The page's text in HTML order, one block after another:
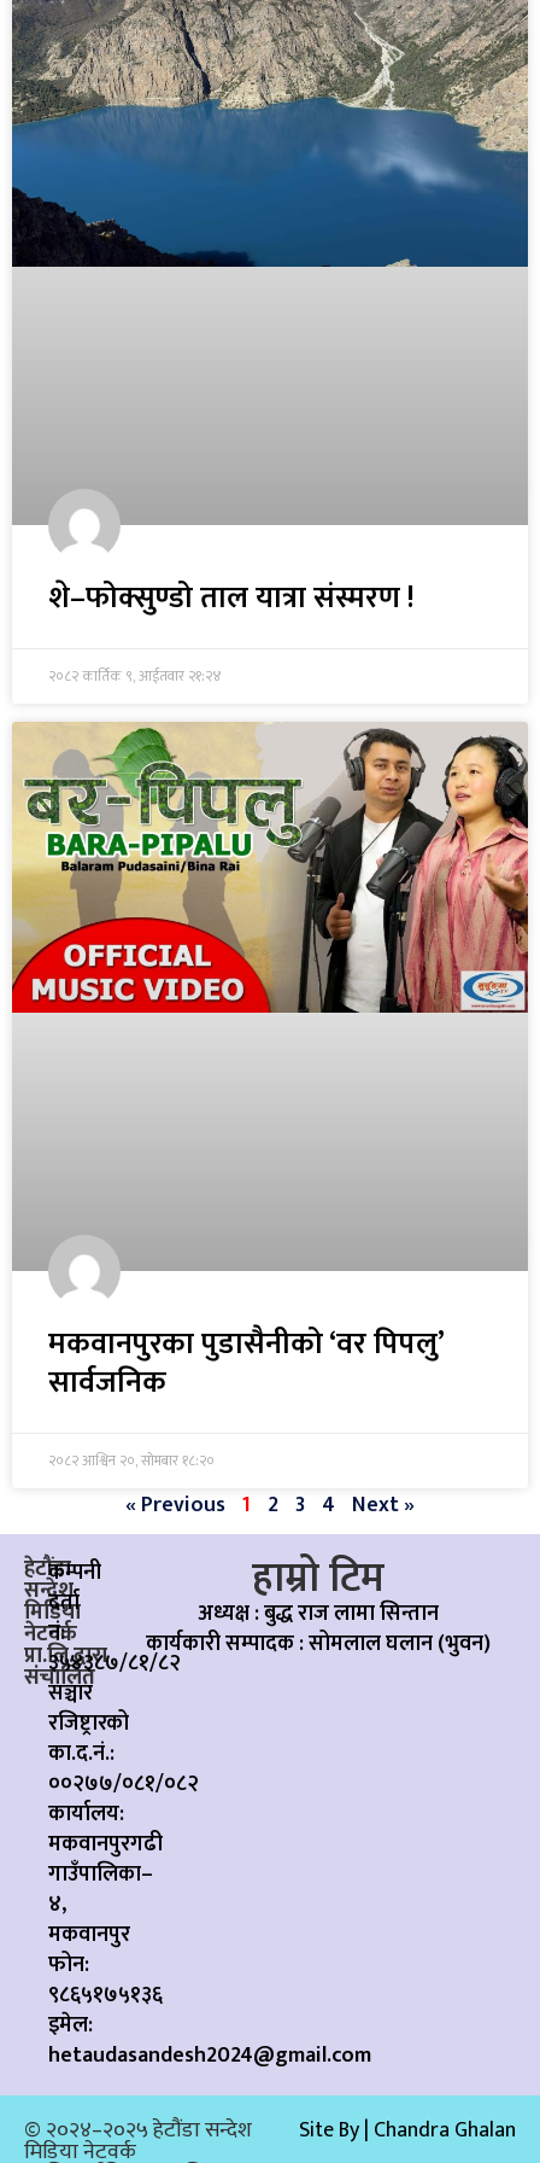
शे–फोक्सुण्डो ताल यात्रा संस्मरण !
२०८२ कार्तिक ९, आईतवार २१:२४
मकवानपुरका पुडासैनीको ‘वर पिपलु’
सार्वजनिक
२०८२ आश्विन २०, सोमबार १८:२०
« Previous 1 2 3 4 Next »
हेटौंडा
सन्देश
मिडिया
नेटवर्क
प्रा.लि.द्वारा
संचालित
कम्पनी
दर्ता
नं:
३५४३८७/८१/८२
सञ्चार
रजिष्ट्रारको
का.द.नं.:
००२७७/०८१/०८२
कार्यालय:
मकवानपुरगढी
गाउँपालिका–
४,
मकवानपुर
फोन:
९८६५१७५१३६
इमेल:
hetaudasandesh2024@gmail.com
हाम्रो टिम
अध्यक्ष : बुद्ध राज लामा सिन्तान
कार्यकारी सम्पादक :सोमलाल घलान (भुवन)
© २०२४–२०२५ हेटौंडा सन्देश
मिडिया नेटवर्क
Site By | Chandra Ghalan